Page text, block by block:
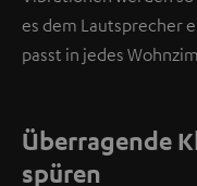
es dem Lautsprecher
passt in jedes
Überragende
spüren